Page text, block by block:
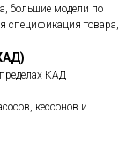
большие модели по
спецификация товара,
КАД
кессонов и